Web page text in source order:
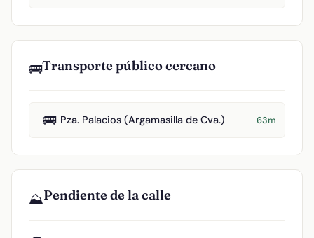
🚌Transporte público cercano
🚌 Pza. Palacios (Argamasilla de Cva.) 63m
⛰️Pendiente de la calle